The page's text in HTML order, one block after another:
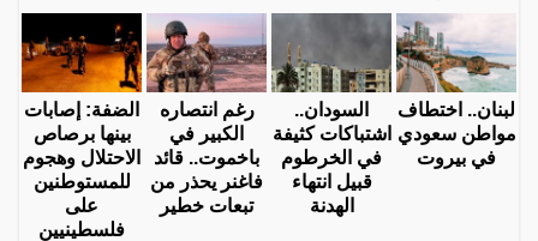
لبنان.. اختطاف
مواطن سعودي
في بيروت
السودان..
اشتباكات كثيفة
في الخرطوم
قبيل انتهاء
الهدنة
رغم انتصاره
الكبير في
باخموت.. قائد
فاغنر يحذر من
تبعات خطير
الضفة: إصابات
بينها برصاص
الاحتلال وهجوم
للمستوطنين
على
فلسطينيين